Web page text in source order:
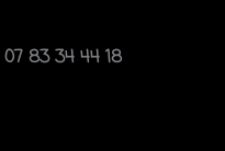
07 83 34 44 18